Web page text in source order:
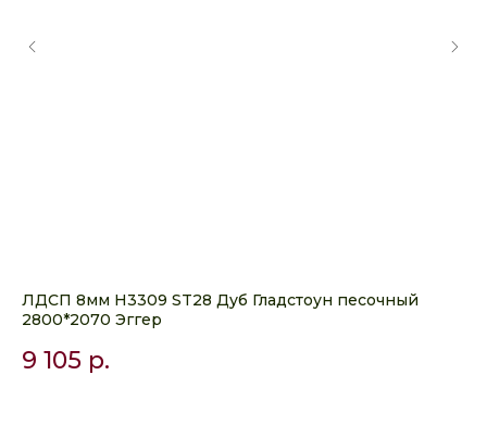
ЛДСП 8мм H3309 ST28 Дуб Гладстоун песочный
2800*2070 Эггер
9 105 р.